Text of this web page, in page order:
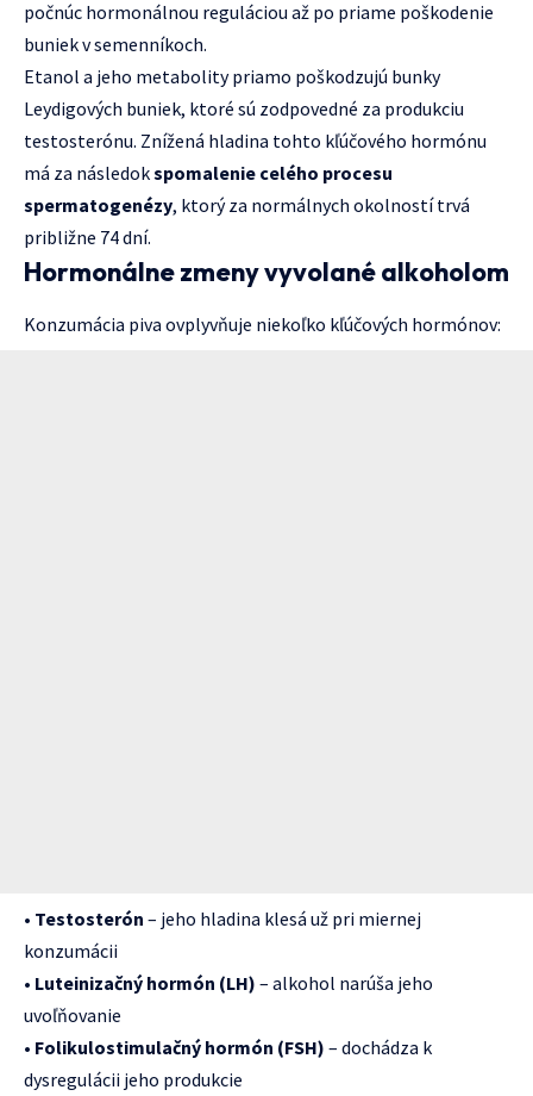
počnúc hormonálnou reguláciou až po priame poškodenie
buniek v semenníkoch.
Etanol a jeho metabolity priamo poškodzujú bunky
Leydigových buniek, ktoré sú zodpovedné za produkciu
testosterónu. Znížená hladina tohto kľúčového hormónu
má za následokspomalenie celého procesu
spermatogenézy, ktorý za normálnych okolností trvá
približne 74 dní.
Hormonálne zmeny vyvolané alkoholom
Konzumácia piva ovplyvňuje niekoľko kľúčových hormónov:
• Testosterón – jeho hladina klesá už pri miernej
konzumácii
• Luteinizačný hormón (LH) – alkohol narúša jeho
uvoľňovanie
• Folikulostimulačný hormón (FSH) – dochádza k
dysregulácii jeho produkcie